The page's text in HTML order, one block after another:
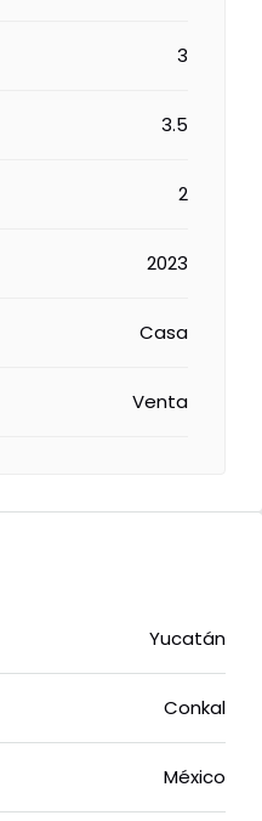
3
3.5
2
2023
Casa
Venta
Yucatán
Conkal
México